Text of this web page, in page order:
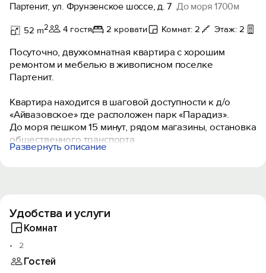
Партенит, ул. Фрунзенское шоссе, д. 7 До моря 1700м
52 m2 4 гостя 2 кровати Комнат: 2 Этаж: 2
Посуточно, двухкомнатная квартира с хорошим
ремонтом и мебелью в живописном поселке
Партенит.
Квартира находится в шаговой доступности к д/о
«Айвазовское» где расположен парк «Парадиз».
До моря пешком 15 минут, рядом магазины, остановка
общественного транспорта.
На открытой лоджии Вы насладитесь запахом
Крымской сосны, кипарисов, много зелени.
Развернуть описание
Удобства и услуги
Комнат
2
Гостей